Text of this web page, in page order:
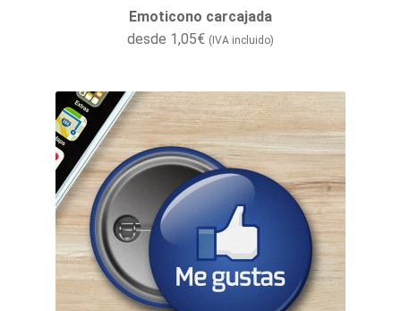
Emoticono carcajada
desde 1,05€ (IVA incluido)